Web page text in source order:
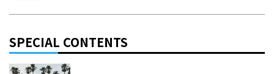
SPECIAL CONTENTS